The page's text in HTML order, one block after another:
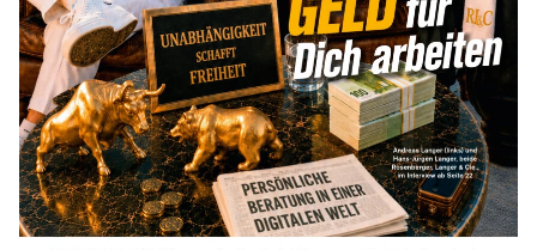
WEITERE ARTIKEL
zurückweiter
Familien geplant
mehr